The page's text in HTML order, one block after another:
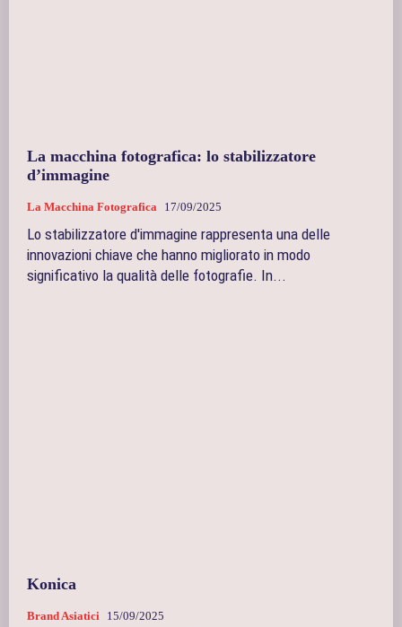
La macchina fotografica: lo stabilizzatore
d’immagine
La Macchina Fotografica 17/09/2025
Lo stabilizzatore d'immagine rappresenta una delle
innovazioni chiave che hanno migliorato in modo
significativo la qualità delle fotografie. In...
Konica
Brand Asiatici 15/09/2025